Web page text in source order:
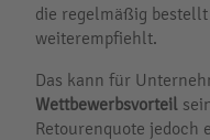
die regelmäßig
weiterempfiehlt.
Das kann für
Wettbewerbsvorteil
Retourenquote jedoch